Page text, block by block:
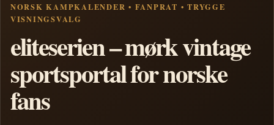
NORSK KAMPKALENDER • FANPRAT • TRYGGE
VISNINGSVALG
eliteserien – mørk vintage
sportsportal for norske
fans